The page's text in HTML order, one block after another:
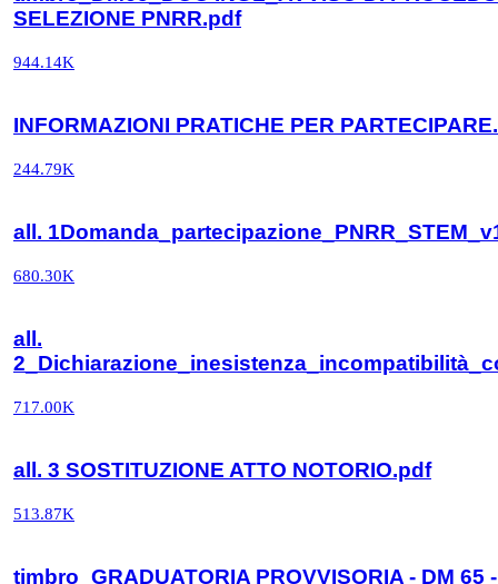
SELEZIONE PNRR.pdf
944.14K
INFORMAZIONI PRATICHE PER
244.79K
all.
680.30K
all.
717.00K
all. 3 SOSTITUZIONE ATTO NOTORIO.pdf
513.87K
timbro_GRADUATORIA PROVVISORIA - DM 65